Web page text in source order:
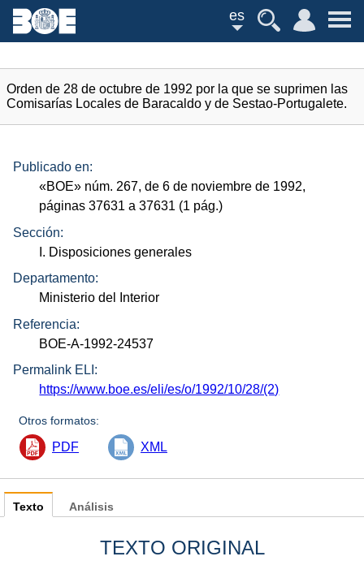
es
Orden de 28 de octubre de 1992 por la que se suprimen las
Comisarías Locales de Baracaldo y de Sestao-Portugalete.
Publicado en:
«BOE» núm. 267, de 6 de noviembre de 1992,
páginas 37631 a 37631 (1 pág.)
Sección:
I. Disposiciones generales
Departamento:
Ministerio del Interior
Referencia:
BOE-A-1992-24537
Permalink ELI:
https://www.boe.es/eli/es/o/1992/10/28/(2)
Otros formatos:
PDF XML
Texto
TEXTO ORIGINAL
Análisis